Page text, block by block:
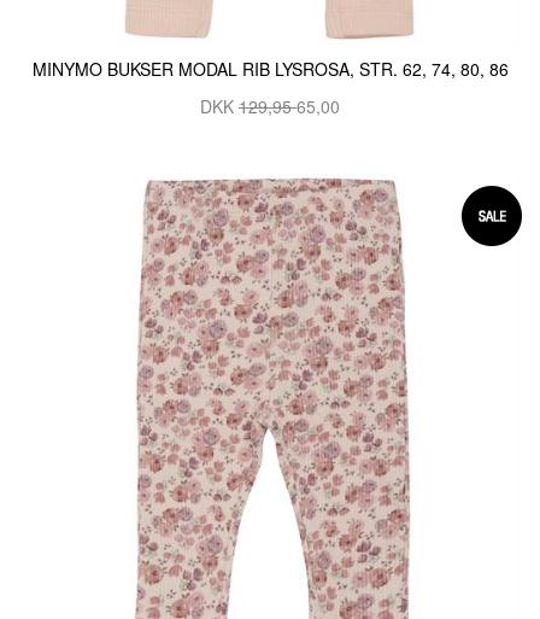
MINYMO BUKSER MODAL RIB LYSROSA, STR. 62, 74, 80, 86
DKK 129,9565,00